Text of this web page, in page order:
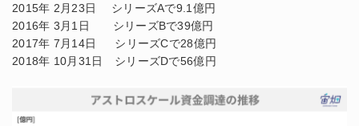
2015年 2月23日 シリーズAで9.1億円
2016年 3月1日 シリーズBで39億円
2017年 7月14日 シリーズCで28億円
2018年 10月31日 シリーズDで56億円